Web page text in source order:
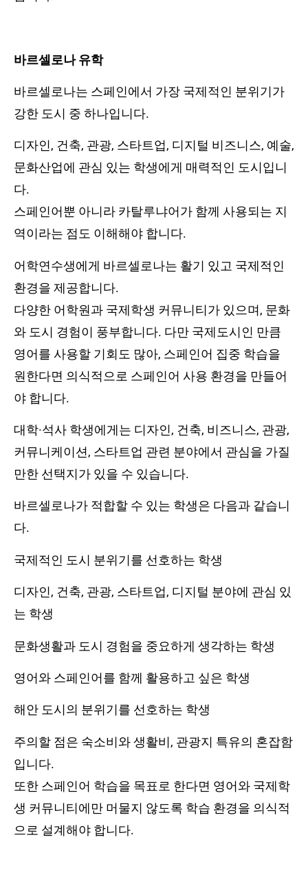
바르셀로나 유학
바르셀로나는 스페인에서 가장 국제적인 분위기가
강한 도시 중 하나입니다.
디자인, 건축, 관광, 스타트업, 디지털 비즈니스, 예술,
문화산업에 관심 있는 학생에게 매력적인 도시입니
다.
스페인어뿐 아니라 카탈루냐어가 함께 사용되는 지
역이라는 점도 이해해야 합니다.
어학연수생에게 바르셀로나는 활기 있고 국제적인
환경을 제공합니다.
다양한 어학원과 국제학생 커뮤니티가 있으며, 문화
와 도시 경험이 풍부합니다. 다만 국제도시인 만큼
영어를 사용할 기회도 많아, 스페인어 집중 학습을
원한다면 의식적으로 스페인어 사용 환경을 만들어
야 합니다.
대학·석사 학생에게는 디자인, 건축, 비즈니스, 관광,
커뮤니케이션, 스타트업 관련 분야에서 관심을 가질
만한 선택지가 있을 수 있습니다.
바르셀로나가 적합할 수 있는 학생은 다음과 같습니
다.
국제적인 도시 분위기를 선호하는 학생
디자인, 건축, 관광, 스타트업, 디지털 분야에 관심 있
는 학생
문화생활과 도시 경험을 중요하게 생각하는 학생
영어와 스페인어를 함께 활용하고 싶은 학생
해안 도시의 분위기를 선호하는 학생
주의할 점은 숙소비와 생활비, 관광지 특유의 혼잡함
입니다.
또한 스페인어 학습을 목표로 한다면 영어와 국제학
생 커뮤니티에만 머물지 않도록 학습 환경을 의식적
으로 설계해야 합니다.